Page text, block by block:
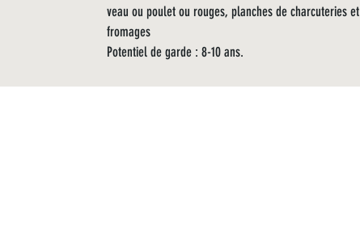
veau ou poulet ou rouges, planches de charcuteries et
fromages
Potentiel de garde : 8-10 ans.